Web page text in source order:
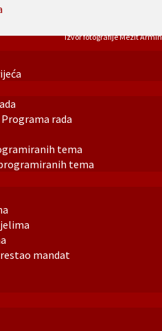
rada
tema
tema
mandat
Izvor fotografije Mezit Armin